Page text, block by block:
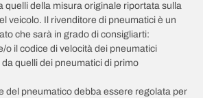
quelli della misura originale riportata sulla
veicolo. Il rivenditore di pneumatici è un
che sarà in grado di consigliarti:
o il codice di velocità dei pneumatici
quelli dei pneumatici di primo
del pneumatico debba essere regolata per